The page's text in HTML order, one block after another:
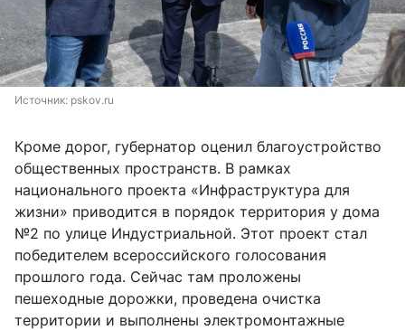
Источник: pskov.ru
Кроме дорог, губернатор оценил благоустройство
общественных пространств. В рамках
национального проекта «Инфраструктура для
жизни» приводится в порядок территория у дома
№2 по улице Индустриальной. Этот проект стал
победителем всероссийского голосования
прошлого года. Сейчас там проложены
пешеходные дорожки, проведена очистка
территории и выполнены электромонтажные